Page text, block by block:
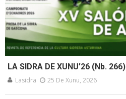
LA SIDRA DE XUNU’26 (Nb. 266)
Lasidra 25 De Xunu, 2026